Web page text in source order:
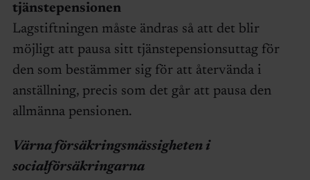
tjänstepensionen
Lagstiftningen måste ändras så att det blir
möjligt att pausa sitt tjänstepensionsuttag för
den som bestämmer sig för att återvända i
anställning, precis som det går att pausa den
allmänna pensionen.
Värna försäkringsmässigheten i
socialförsäkringarna